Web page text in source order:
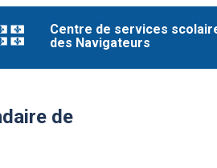
Centre de services
des Navigateurs
de